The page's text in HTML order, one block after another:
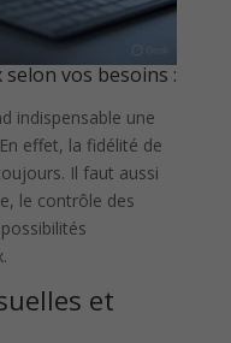
vos besoins :
indispensable une
effet, la fidélité de
Il faut aussi
le contrôle des
et